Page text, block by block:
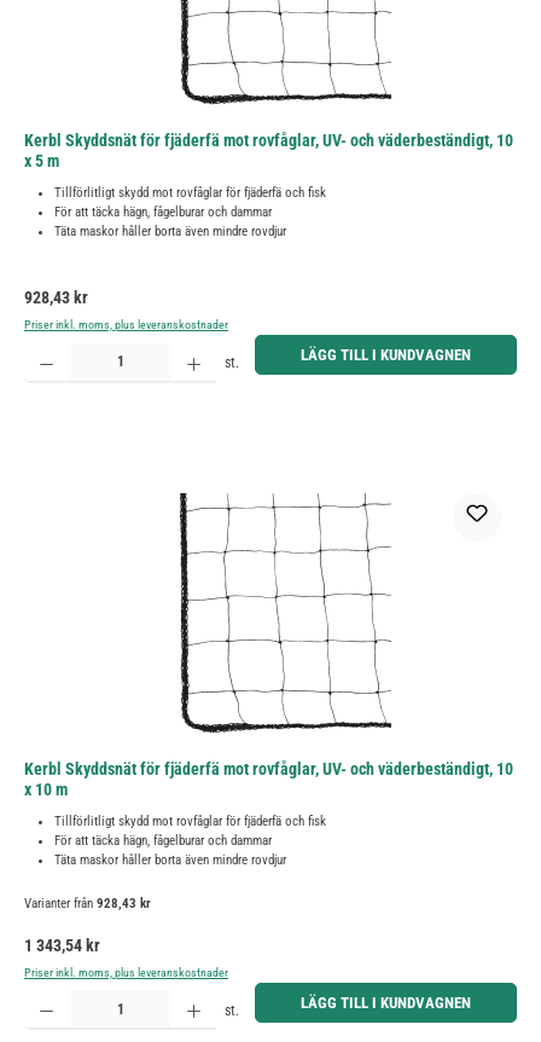
Kerbl Skyddsnät för fjäderfä mot rovfåglar, UV- och väderbeständigt, 10
x 5 m
Tillförlitligt skydd mot rovfåglar för fjäderfä och fisk
För att täcka hägn, fågelburar och dammar
Täta maskor håller borta även mindre rovdjur
Ordinarie pris:
928,43 kr
Priser inkl. moms, plus leveranskostnader
Produktkvantitet: Ange önskat belopp eller använd knapparna för att öka eller minska kvantiteten.
st. LÄGG TILL I KUNDVAGNEN
Kerbl Skyddsnät för fjäderfä mot rovfåglar, UV- och väderbeständigt, 10
x 10 m
Tillförlitligt skydd mot rovfåglar för fjäderfä och fisk
För att täcka hägn, fågelburar och dammar
Täta maskor håller borta även mindre rovdjur
Varianter från 928,43 kr
Ordinarie pris:
1 343,54 kr
Priser inkl. moms, plus leveranskostnader
Produktkvantitet: Ange önskat belopp eller använd knapparna för att öka eller minska kvantiteten.
st. LÄGG TILL I KUNDVAGNEN